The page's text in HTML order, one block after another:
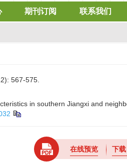
期刊订阅 联系我们
567-575.
in southern Jiangxi and
在线预览 下